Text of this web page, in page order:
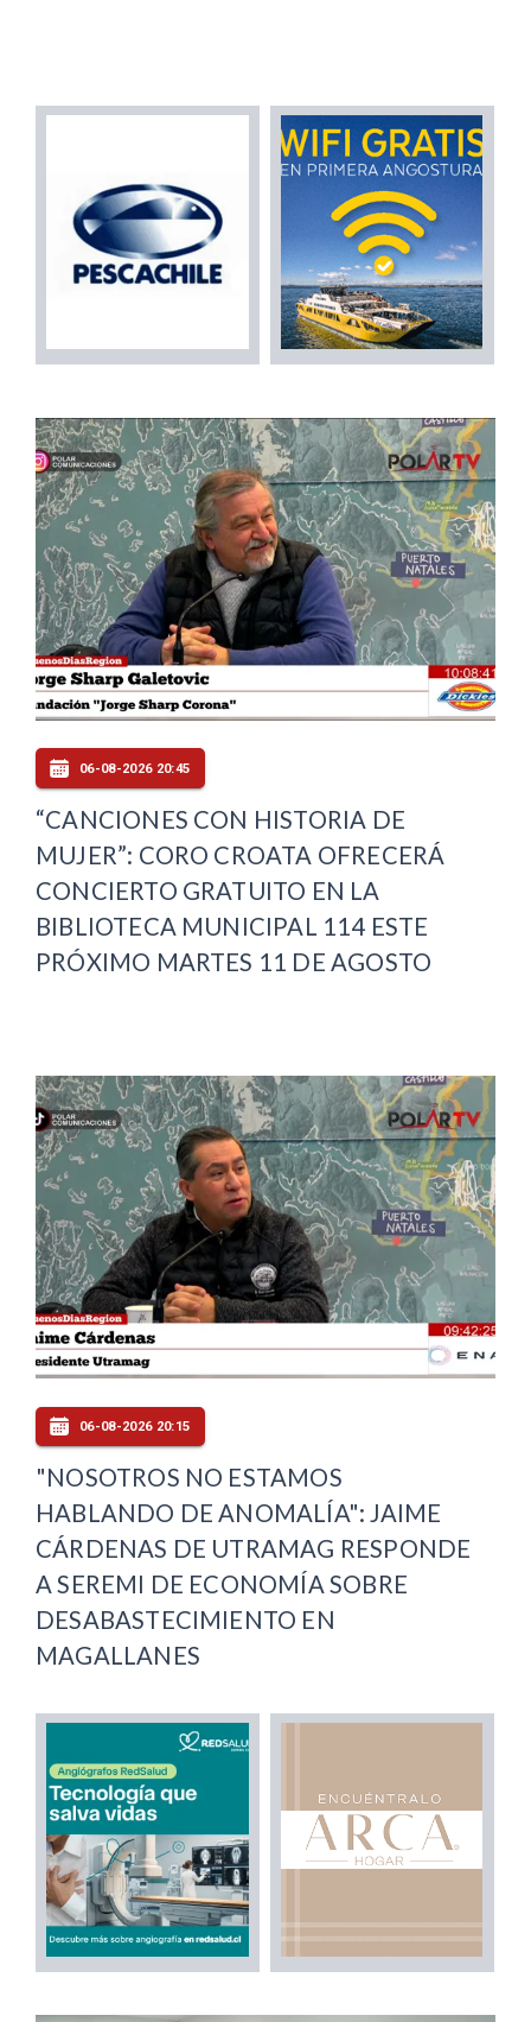
06-08-2026 20:45
“CANCIONES CON HISTORIA DE
MUJER”: CORO CROATA OFRECERÁ
CONCIERTO GRATUITO EN LA
BIBLIOTECA MUNICIPAL 114 ESTE
PRÓXIMO MARTES 11 DE AGOSTO
06-08-2026 20:15
"NOSOTROS NO ESTAMOS
HABLANDO DE ANOMALÍA": JAIME
CÁRDENAS DE UTRAMAG RESPONDE
A SEREMI DE ECONOMÍA SOBRE
DESABASTECIMIENTO EN
MAGALLANES